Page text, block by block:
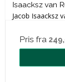
Isaacksz van
Jacob Isaacksz
Pris fra